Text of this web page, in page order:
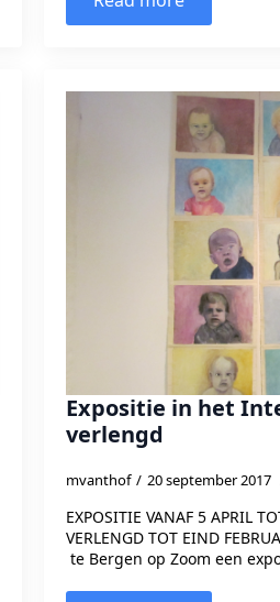
Expositie in het
verlengd
mvanthof 20 september 2017
EXPOSITIE VANAF 5 APRIL
VERLENGD TOT EIND
te Bergen op Zoom een